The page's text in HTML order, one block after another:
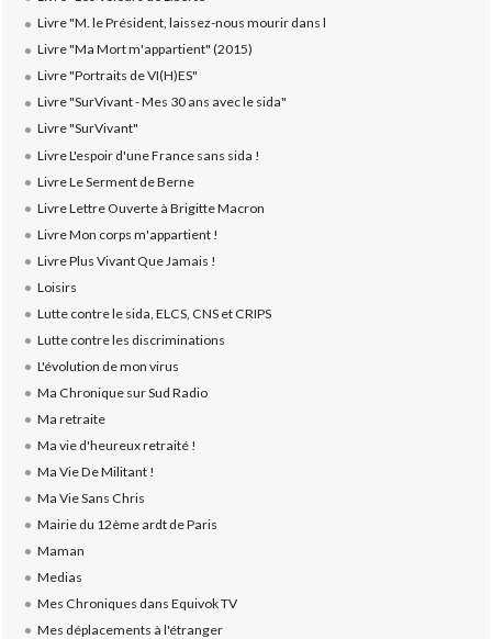
Livre "M. le Président, laissez-nous mourir dans l
Livre "Ma Mort m'appartient" (2015)
Livre "Portraits de VI(H)ES"
Livre "SurVivant - Mes 30 ans avec le sida"
Livre "SurVivant"
Livre L'espoir d'une France sans sida !
Livre Le Serment de Berne
Livre Lettre Ouverte à Brigitte Macron
Livre Mon corps m'appartient !
Livre Plus Vivant Que Jamais !
Loisirs
Lutte contre le sida, ELCS, CNS et CRIPS
Lutte contre les discriminations
L'évolution de mon virus
Ma Chronique sur Sud Radio
Ma retraite
Ma vie d'heureux retraité !
Ma Vie De Militant !
Ma Vie Sans Chris
Mairie du 12ème ardt de Paris
Maman
Medias
Mes Chroniques dans Equivok TV
Mes déplacements à l'étranger